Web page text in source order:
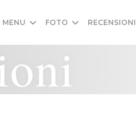
MENU FOTO RECENSIONI